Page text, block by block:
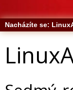
Nacházíte se: